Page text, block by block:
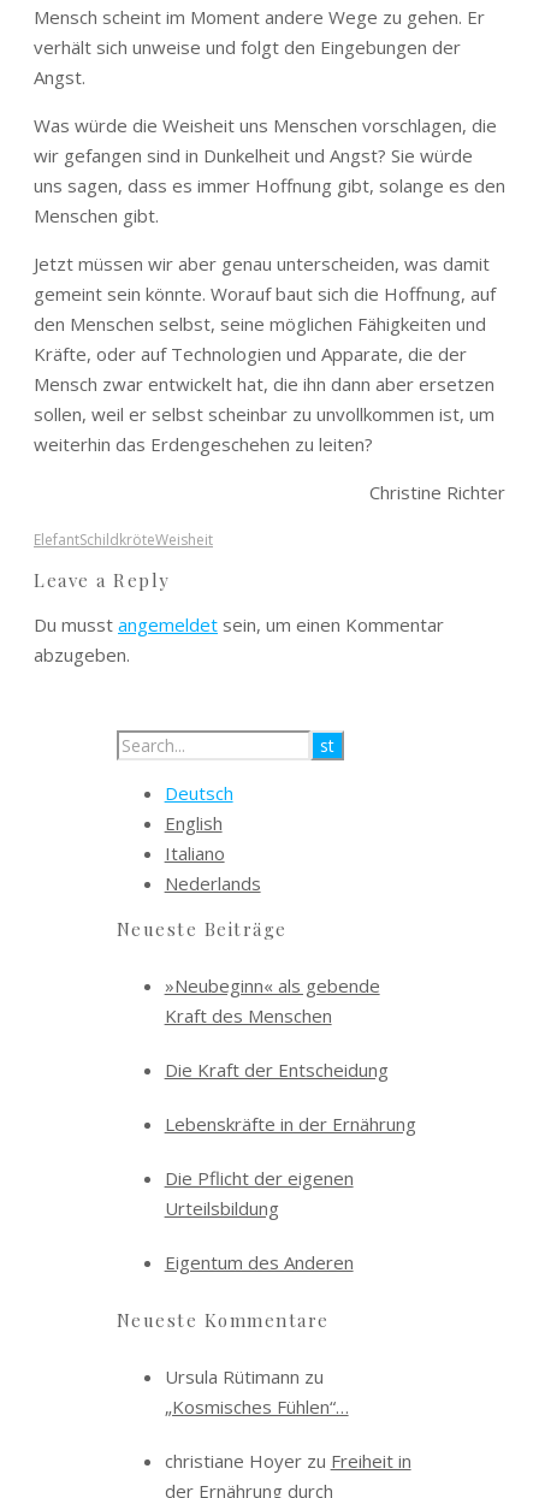
Mensch scheint im Moment andere Wege zu gehen. Er
verhält sich unweise und folgt den Eingebungen der
Angst.
Was würde die Weisheit uns Menschen vorschlagen, die
wir gefangen sind in Dunkelheit und Angst? Sie würde
uns sagen, dass es immer Hoffnung gibt, solange es den
Menschen gibt.
Jetzt müssen wir aber genau unterscheiden, was damit
gemeint sein könnte. Worauf baut sich die Hoffnung, auf
den Menschen selbst, seine möglichen Fähigkeiten und
Kräfte, oder auf Technologien und Apparate, die der
Mensch zwar entwickelt hat, die ihn dann aber ersetzen
sollen, weil er selbst scheinbar zu unvollkommen ist, um
weiterhin das Erdengeschehen zu leiten?
Christine Richter
ElefantSchildkröteWeisheit
Leave a Reply
Du musst angemeldet sein, um einen Kommentar
abzugeben.
Deutsch
English
Italiano
Nederlands
Neueste Beiträge
»Neubeginn« als gebende
Kraft des Menschen
Die Kraft der Entscheidung
Lebenskräfte in der Ernährung
Die Pflicht der eigenen
Urteilsbildung
Eigentum des Anderen
Neueste Kommentare
Ursula Rütimann zu
„Kosmisches Fühlen“…
christiane Hoyerzu Freiheit in
der Ernährung durch